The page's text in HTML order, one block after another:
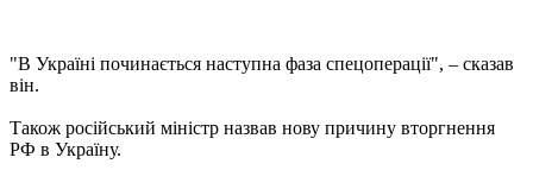
"В Україні починається наступна фаза спецоперації", – сказав
він.
Також російський міністр назвав нову причину вторгнення
РФ в Україну.